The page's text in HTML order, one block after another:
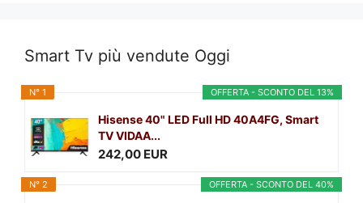
Smart Tv più vendute Oggi
OFFERTA - SCONTO DEL 13%
N° 1
Hisense 40" LED Full HD 40A4FG, Smart
TV VIDAA...
242,00 EUR
OFFERTA - SCONTO DEL 40%
N° 2